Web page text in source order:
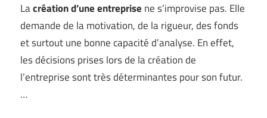
Lacréation d’une entreprise ne s’improvise pas. Elle
demande de la motivation, de la rigueur, des fonds
et surtout une bonne capacité d’analyse. En effet,
les décisions prises lors de la création de
l’entreprise sont très déterminantes pour son futur.
…